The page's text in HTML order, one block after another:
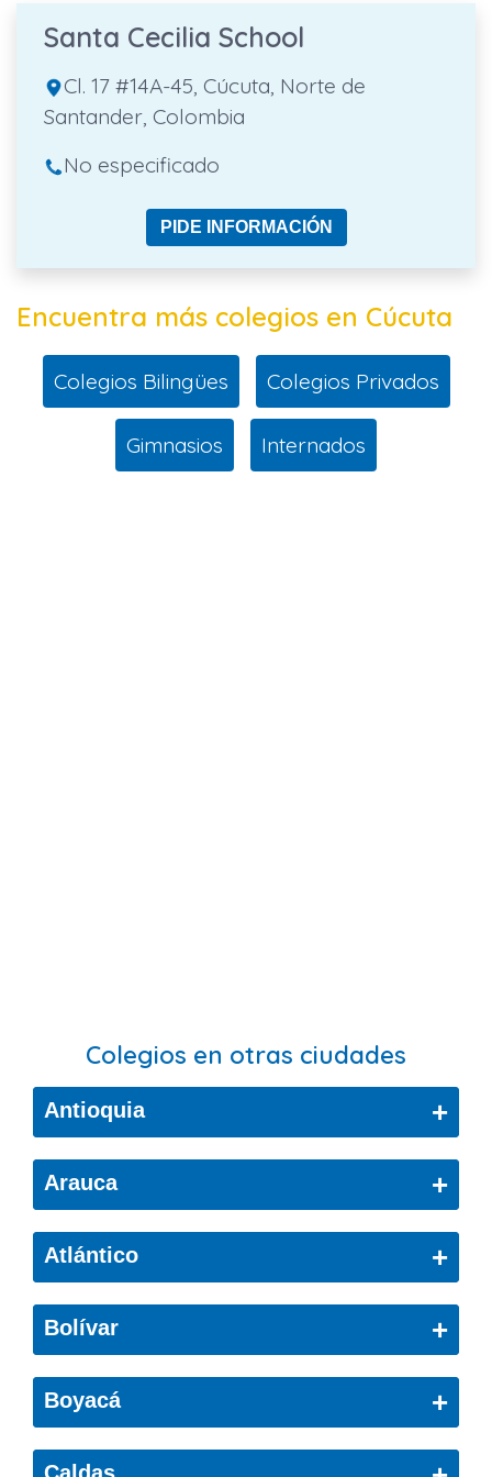
Santa Cecilia School
Cl. 17 #14A-45, Cúcuta, Norte de
Santander, Colombia
No especificado
PIDE INFORMACIÓN
Encuentra más colegios en Cúcuta
Colegios Bilingües Colegios Privados
Gimnasios Internados
Colegios en otras ciudades
Antioquia +
Bello
Ciudad Bolívar
Copacabana
El Retiro
Envigado
Arauca +
Arauca
Atlántico +
Barranquilla
Soledad
Bolívar +
Cartagena De Indias
Boyacá +
Belén